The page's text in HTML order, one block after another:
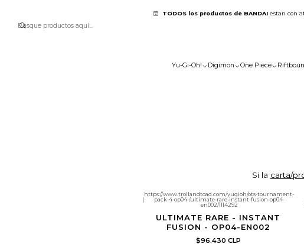
Yu-Gi-Oh! Digimon One Piece
TODOS los productos de BANDAI estan con
Si la carta/
|
https://www.trollandtoad.com/yugioh/ots-tournament-
pack-4-op04-/ultimate-rare-instant-fusion-op04-
en002/1114292
ULTIMATE RARE - INSTANT
FUSION - OP04-EN002
$96.430 CLP